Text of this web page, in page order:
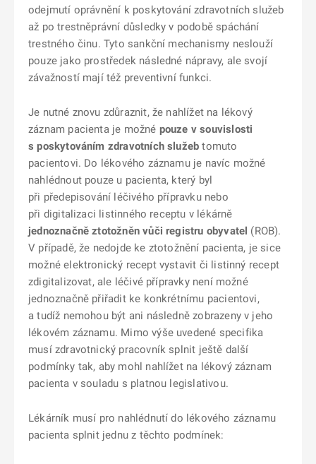
odejmutí oprávnění k poskytování zdravotních služeb
až po trestněprávní důsledky v podobě spáchání
trestného činu. Tyto sankční mechanismy neslouží
pouze jako prostředek následné nápravy, ale svojí
závažností mají též preventivní funkci.
Je nutné znovu zdůraznit, že nahlížet na lékový
záznam pacienta je možné pouze v souvislosti
s poskytováním zdravotních služeb tomuto
pacientovi. Do lékového záznamu je navíc možné
nahlédnout pouze u pacienta, který byl
při předepisování léčivého přípravku nebo
při digitalizaci listinného receptu v lékárně
jednoznačně ztotožněn vůči registru obyvatel (ROB).
V případě, že nedojde ke ztotožnění pacienta, je sice
možné elektronický recept vystavit či listinný recept
zdigitalizovat, ale léčivé přípravky není možné
jednoznačně přiřadit ke konkrétnímu pacientovi,
a tudíž nemohou být ani následně zobrazeny v jeho
lékovém záznamu. Mimo výše uvedené specifika
musí zdravotnický pracovník splnit ještě další
podmínky tak, aby mohl nahlížet na lékový záznam
pacienta v souladu s platnou legislativou.
Lékárník musí pro nahlédnutí do lékového záznamu
pacienta splnit jednu z těchto podmínek: